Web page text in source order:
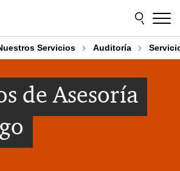
Servicios Auditoría
de Asesoría